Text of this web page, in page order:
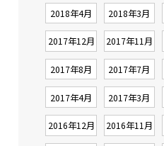
2018年4月 2018年3月
2017年12月 2017年11月
2017年8月 2017年7月
2017年4月 2017年3月
2016年12月 2016年11月